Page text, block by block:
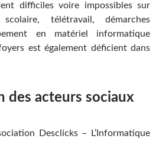
difficiles voire impossibles sur
télétravail, démarches
en matériel informatique
est également déficient dans
des acteurs sociaux
Desclicks – L’Informatique